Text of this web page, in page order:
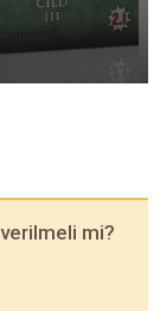
mi?